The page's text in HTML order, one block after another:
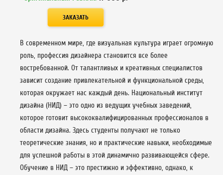
В современном мире, где визуальная культура играет огромную
роль, профессия дизайнера становится все более
востребованной. От талантливых и креативных специалистов
зависит создание привлекательной и функциональной среды,
которая окружает нас каждый день. Национальный институт
дизайна (НИД) – это одно из ведущих учебных заведений,
которое готовит высококвалифицированных профессионалов в
области дизайна. Здесь студенты получают не только
теоретические знания, но и практические навыки, необходимые
для успешной работы в этой динамично развивающейся сфере.
Обучение в НИД – это престижно и эффективно, однако, к